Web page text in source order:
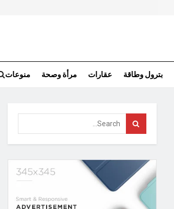
بترول وطاقة عقارات مرأة وصحة منوعات